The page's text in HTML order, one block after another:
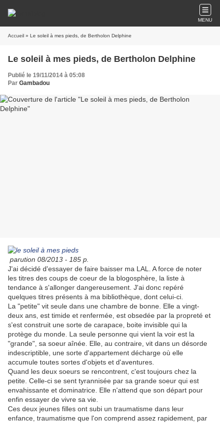
MENU
Accueil » Le soleil à mes pieds, de Bertholon Delphine
Le soleil à mes pieds, de Bertholon Delphine
Publié le 19/11/2014 à 05:08
Par Gambadou
parution 08/2013 - 185 p.
J'ai décidé d'essayer de faire baisser ma LAL. A force de noter
les titres des coups de coeur de la blogosphère, la liste à
tendance à s'allonger dangereusement. J'ai donc repéré
quelques titres présents à ma bibliothèque, dont celui-ci.
La "petite" vit seule dans une chambre de bonne. Elle a vingt-
deux ans, est timide et renfermée, est obsedée par la propreté et
s'est construit une sorte de carapace, boite invisible qui la
protège du monde. La seule personne qui vient la voir est la
"grande", sa soeur aînée. Elle, au contraire, vit dans un désorde
indescriptible, une sorte d'appartement décharge où elle
accumule toutes sortes d'objets et d'aventures.
Quand les deux soeurs se rencontrent, c'est toujours chez la
petite. Celle-ci se sent tyrannisée par sa grande soeur qui est
envahissante et dominatrice. Elle n'attend que son départ pour
enfin essayer de vivre sa vie.
Ces deux jeunes filles ont subi un traumatisme dans leur
enfance, traumatisme que l'on comprend assez rapidement, par